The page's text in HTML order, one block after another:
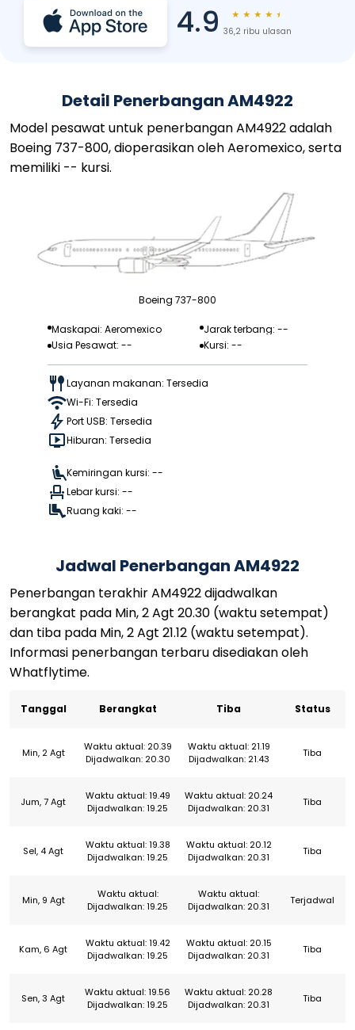
4.9 ★ ★ ★ ★ ★
36,2 ribu ulasan
Detail Penerbangan AM4922
Model pesawat untuk penerbangan AM4922 adalah
Boeing 737-800, dioperasikan oleh Aeromexico, serta
memiliki -- kursi.
Boeing 737-800
Maskapai: Aeromexico
Jarak terbang: --
Usia Pesawat: --
Kursi: --
Layanan makanan: Tersedia
Wi-Fi: Tersedia
Port USB: Tersedia
Hiburan: Tersedia
Kemiringan kursi: --
Lebar kursi: --
Ruang kaki: --
Jadwal Penerbangan AM4922
Penerbangan terakhir AM4922 dijadwalkan
berangkat pada Min, 2 Agt 20.30 (waktu setempat)
dan tiba pada Min, 2 Agt 21.12 (waktu setempat).
Informasi penerbangan terbaru disediakan oleh
Whatflytime.
Tanggal Berangkat Tiba Status
Min, 2 Agt
Waktu aktual: 20.39
Dijadwalkan: 20.30
Waktu aktual: 21.19
Dijadwalkan: 21.43
Tiba
Jum, 7 Agt
Waktu aktual: 19.49
Dijadwalkan: 19.25
Waktu aktual: 20.24
Dijadwalkan: 20.31
Tiba
Sel, 4 Agt
Waktu aktual: 19.38
Dijadwalkan: 19.25
Waktu aktual: 20.12
Dijadwalkan: 20.31
Tiba
Min, 9 Agt
Waktu aktual:
Dijadwalkan: 19.25
Waktu aktual:
Dijadwalkan: 20.31
Terjadwal
Kam, 6 Agt
Waktu aktual: 19.42
Dijadwalkan: 19.25
Waktu aktual: 20.15
Dijadwalkan: 20.31
Tiba
Sen, 3 Agt
Waktu aktual: 19.56
Dijadwalkan: 19.25
Waktu aktual: 20.28
Dijadwalkan: 20.31
Tiba